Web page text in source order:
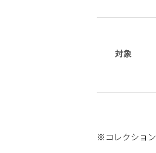
対象
※コレクショ